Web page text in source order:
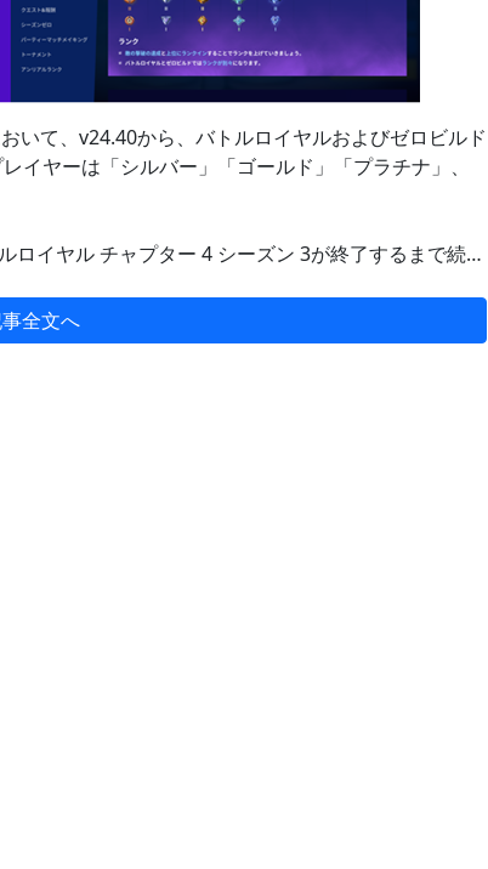
いて、v24.40から、バトルロイヤルおよびゼロビルド
イヤーは「シルバー」「ゴールド」「プラチナ」、
ロイヤル チャプター 4 シーズン 3が終了するまで続…
全文へ